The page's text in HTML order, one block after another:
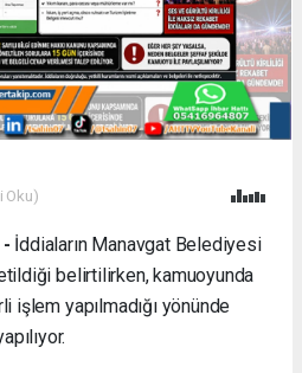
Oku)
İddiaların Manavgat Belediyesi
belirtilirken, kamuoyunda
yapılmadığı yönünde